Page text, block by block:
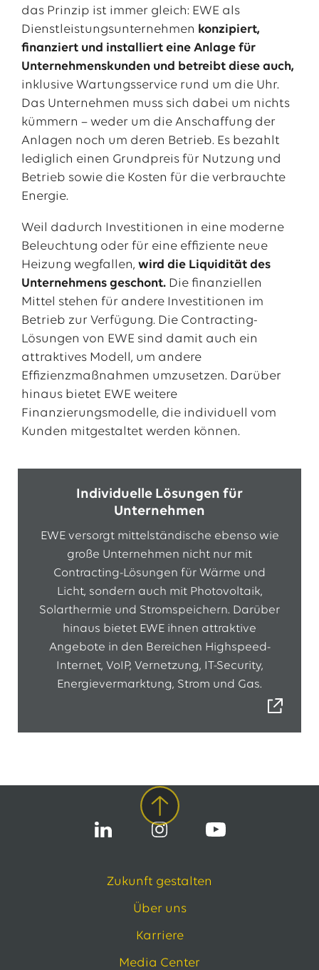
das Prinzip ist immer gleich: EWE als
Dienstleistungsunternehmen konzipiert,
finanziert und installiert eine Anlage für
Unternehmenskunden und betreibt diese auch,
inklusive Wartungsservice rund um die Uhr.
Das Unternehmen muss sich dabei um nichts
kümmern – weder um die Anschaffung der
Anlagen noch um deren Betrieb. Es bezahlt
lediglich einen Grundpreis für Nutzung und
Betrieb sowie die Kosten für die verbrauchte
Energie.
Weil dadurch Investitionen in eine moderne
Beleuchtung oder für eine effiziente neue
Heizung wegfallen, wird die Liquidität des
Unternehmens geschont. Die finanziellen
Mittel stehen für andere Investitionen im
Betrieb zur Verfügung. Die Contracting-
Lösungen von EWE sind damit auch ein
attraktives Modell, um andere
Effizienzmaßnahmen umzusetzen. Darüber
hinaus bietet EWE weitere
Finanzierungsmodelle, die individuell vom
Kunden mitgestaltet werden können.
Individuelle Lösungen für
Unternehmen
EWE versorgt mittelständische ebenso wie
große Unternehmen nicht nur mit
Contracting-Lösungen für Wärme und
Licht, sondern auch mit Photovoltaik,
Solarthermie und Stromspeichern. Darüber
hinaus bietet EWE ihnen attraktive
Angebote in den Bereichen Highspeed-
Internet, VoIP, Vernetzung, IT-Security,
Energievermarktung, Strom und Gas.
Zukunft gestalten
Über uns
Karriere
Media Center